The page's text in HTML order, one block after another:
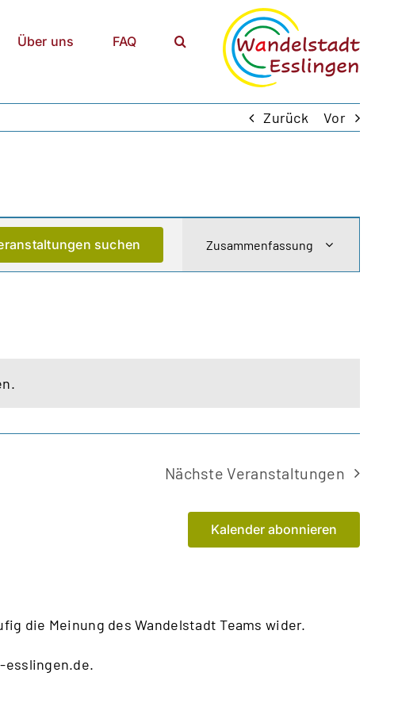
Über uns FAQ
Zurück Vor
suchen
Ansichten-
Navigation
Zusammenfassung
NächsteVeranstaltungen
Kalender abonnieren
die Meinung des Wandelstadt Teams wider.
esslingen.de.